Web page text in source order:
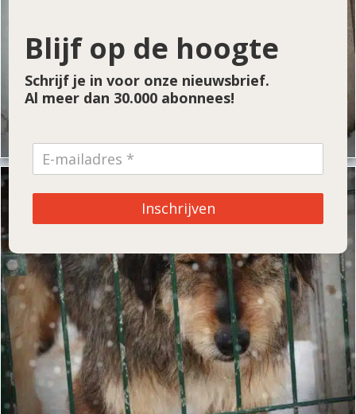
Blijf op de hoogte
Schrijf je in voor onze nieuwsbrief.
Al meer dan 30.000 abonnees!
Inschrijven